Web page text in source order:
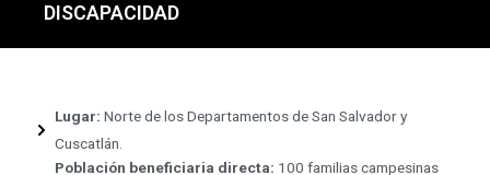
DISCAPACIDAD
Lugar: Norte de los Departamentos de San Salvador y
Cuscatlán.
Población beneficiaria directa: 100 familias campesinas